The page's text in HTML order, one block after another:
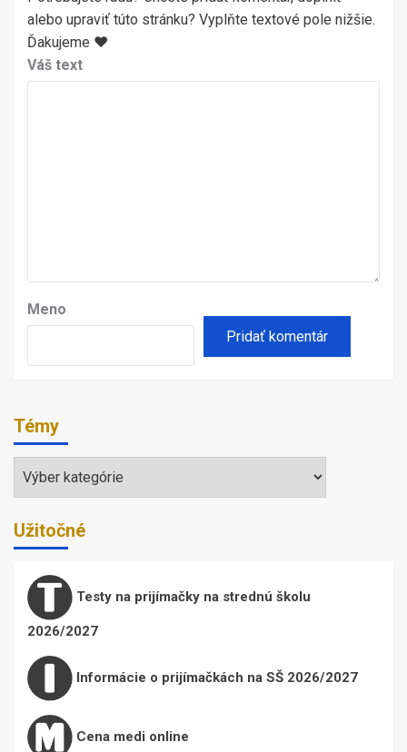
alebo upraviť túto stránku? Vyplňte textové pole nižšie.
Ďakujeme ♥
Váš text
Meno
Témy
Témy
Užitočné
Testy na prijímačky na strednú školu
2026/2027
Informácie o prijímačkách na SŠ 2026/2027
Cena medi online